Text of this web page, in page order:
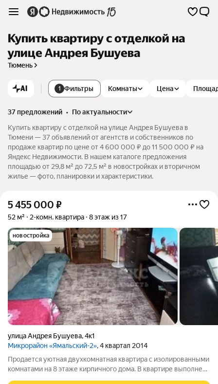
Купить квартиру с отделкой на
улице Андрея Бушуева
Тюмень
AI 1 Фильтры Комнаты Цена
37 предложений •
по актуальности
Купить квартиру с отделкой на улице Андрея Бушуева в
Тюмени — 37 объявлений от агентств и собственников по
продаже квартир по цене от 4 600 000 ₽ до 11 500 000 ₽ на
Яндекс Недвижимости. В нашем каталоге предложения
площадью от 29,8 м² до 72,5 м² в новостройках и вторичном
жилье — фото, планировки и характеристики.
5 455 000 ₽
52 м² 2-комн. квартира 8 этаж из 17
новостройка
улица Андрея Бушуева,4к1
Микрорайон «Ямальский-2», 4 квартал 2014
Продается уютная двухкомнатная квартира с изолированными
комнатами на 8 этаже кирпичного дома. В квартире выполнен